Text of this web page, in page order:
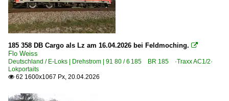
185 358 DB Cargo als Lz am 16.04.2026 bei Feldmoching. 
Flo Weiss
Deutschland / E-Loks | Drehstrom | 91 80 / 6 185 BR 185 ·Traxx AC1/2·
Lokportaits
 62 1600x1067 Px, 20.04.2026